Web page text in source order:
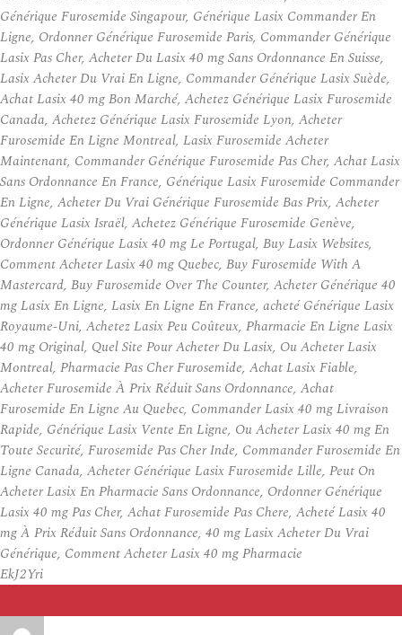
Générique Furosemide Singapour, Générique Lasix Commander En
Ligne, Ordonner Générique Furosemide Paris, Commander Générique
Lasix Pas Cher, Acheter Du Lasix 40 mg Sans Ordonnance En Suisse,
Lasix Acheter Du Vrai En Ligne, Commander Générique Lasix Suède,
Achat Lasix 40 mg Bon Marché, Achetez Générique Lasix Furosemide
Canada, Achetez Générique Lasix Furosemide Lyon, Acheter
Furosemide En Ligne Montreal, Lasix Furosemide Acheter
Maintenant, Commander Générique Furosemide Pas Cher, Achat Lasix
Sans Ordonnance En France, Générique Lasix Furosemide Commander
En Ligne, Acheter Du Vrai Générique Furosemide Bas Prix, Acheter
Générique Lasix Israël, Achetez Générique Furosemide Genève,
Ordonner Générique Lasix 40 mg Le Portugal, Buy Lasix Websites,
Comment Acheter Lasix 40 mg Quebec, Buy Furosemide With A
Mastercard, Buy Furosemide Over The Counter, Acheter Générique 40
mg Lasix En Ligne, Lasix En Ligne En France, acheté Générique Lasix
Royaume-Uni, Achetez Lasix Peu Coûteux, Pharmacie En Ligne Lasix
40 mg Original, Quel Site Pour Acheter Du Lasix, Ou Acheter Lasix
Montreal, Pharmacie Pas Cher Furosemide, Achat Lasix Fiable,
Acheter Furosemide À Prix Réduit Sans Ordonnance, Achat
Furosemide En Ligne Au Quebec, Commander Lasix 40 mg Livraison
Rapide, Générique Lasix Vente En Ligne, Ou Acheter Lasix 40 mg En
Toute Securité, Furosemide Pas Cher Inde, Commander Furosemide En
Ligne Canada, Acheter Générique Lasix Furosemide Lille, Peut On
Acheter Lasix En Pharmacie Sans Ordonnance, Ordonner Générique
Lasix 40 mg Pas Cher, Achat Furosemide Pas Chere, Acheté Lasix 40
mg À Prix Réduit Sans Ordonnance, 40 mg Lasix Acheter Du Vrai
Générique, Comment Acheter Lasix 40 mg Pharmacie
EkJ2Yri